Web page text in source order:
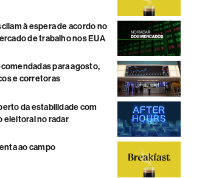
à espera de acordo no
de trabalho nos EUA
para agosto,
e corretoras
da estabilidade com
eleitoral no radar
ao campo